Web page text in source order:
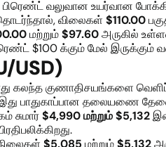
பிரெண்ட் வலுவான உயர்வான
விலைகள் $110.00
மற்றும்$97.60அருகில்
$100 க்கும் மேல் இருக்கும்
USD)
கலந்த குணாதிசயங்களை
இது பாதுகாப்பான தலையணை
சுமார்$4,990 மற்றும் $5,132